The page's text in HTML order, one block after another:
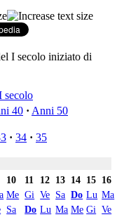
I secolo iniziato di
secolo
40 · Anni 50
· 34 · 35
10 11 12 13 14 15 16
Me Gi Ve Sa Do Lu Ma
Sa Do Lu Ma Me Gi Ve